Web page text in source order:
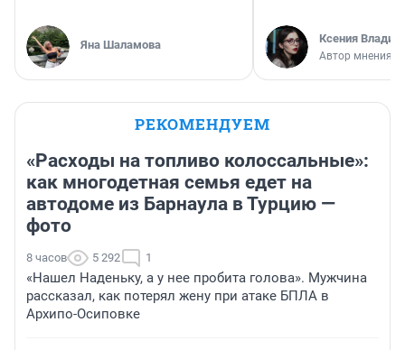
Яна Шаламова Ксения
Автор мнения
РЕКОМЕНДУЕМ
«Расходы на топливо колоссальные»:
как многодетная семья едет на
автодоме из Барнаула в Турцию —
фото
8 часов 5 292 1
«Нашел Наденьку, а у нее пробита голова». Мужчина
рассказал, как потерял жену при атаке БПЛА в
Архипо-Осиповке